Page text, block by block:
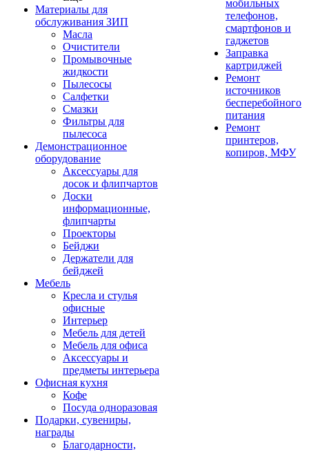
Материалы для
обслуживания ЗИП
Масла
Очистители
Промывочные
жидкости
Пылесосы
Салфетки
Смазки
Фильтры для
пылесоса
Демонстрационное
оборудование
Аксессуары для
досок и флипчартов
Доски
информационные,
флипчарты
Проекторы
Бейджи
Держатели для
бейджей
Мебель
Кресла и стулья
офисные
Интерьер
Мебель для детей
Мебель для офиса
Аксессуары и
предметы интерьера
Офисная кухня
Кофе
Посуда одноразовая
Подарки, сувениры,
награды
Благодарности,
мобильных
телефонов,
смартфонов и
гаджетов
Заправка
картриджей
Ремонт
источников
бесперебойного
питания
Ремонт
принтеров,
копиров, МФУ